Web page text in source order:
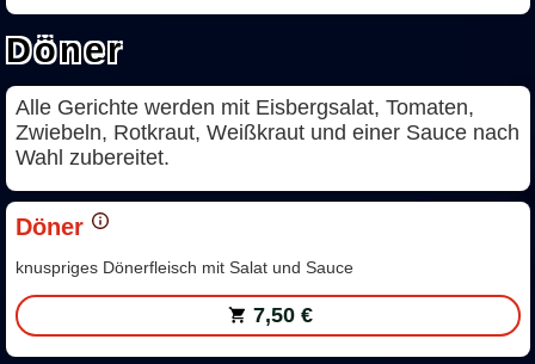
Döner
Alle Gerichte werden mit Eisbergsalat, Tomaten,
Zwiebeln, Rotkraut, Weißkraut und einer Sauce nach
Wahl zubereitet.
Döner
knuspriges Dönerfleisch mit Salat und Sauce
7,50 €